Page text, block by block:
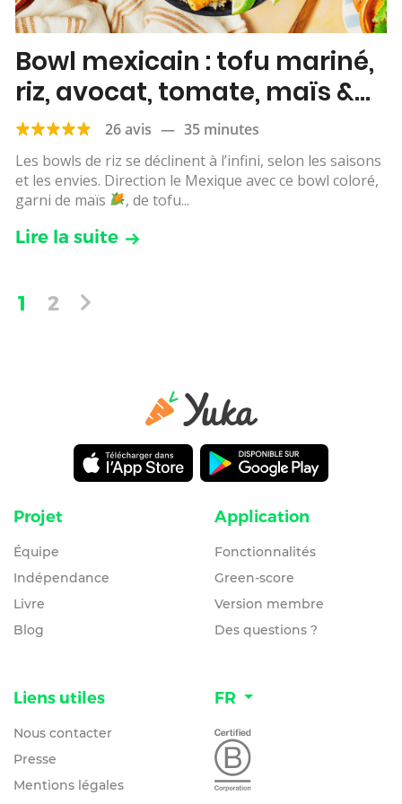
Bowl mexicain : tofu mariné,
riz, avocat, tomate, maïs &
citron vert
26 avis — 35 minutes
Les bowls de riz se déclinent à l’infini, selon les saisons
et les envies. Direction le Mexique avec ce bowl coloré,
garni de maïs
, de tofu...
Lire la suite
1 2
Projet
Équipe
Indépendance
Livre
Blog
Application
Fonctionnalités
Green-score
Version membre
Des questions ?
Liens utiles
Nous contacter
Presse
Mentions légales
FR